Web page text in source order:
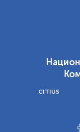
CITIUS